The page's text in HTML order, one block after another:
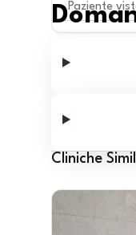
Paziente
Cliniche